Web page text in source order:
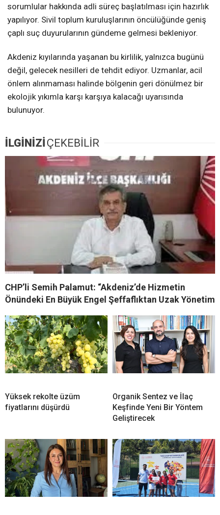
sorumlular hakkında adli süreç başlatılması için hazırlık
yapılıyor. Sivil toplum kuruluşlarının öncülüğünde geniş
çaplı suç duyurularının gündeme gelmesi bekleniyor.
Akdeniz kıyılarında yaşanan bu kirlilik, yalnızca bugünü
değil, gelecek nesilleri de tehdit ediyor. Uzmanlar, acil
önlem alınmaması halinde bölgenin geri dönülmez bir
ekolojik yıkımla karşı karşıya kalacağı uyarısında
bulunuyor.
İLGİNİZİÇEKEBİLİR
CHP’li Semih Palamut: “Akdeniz’de Hizmetin
Önündeki En Büyük Engel Şeffaflıktan Uzak Yönetim
Yüksek rekolte üzüm
fiyatlarını düşürdü
Organik Sentez ve İlaç
Keşfinde Yeni Bir Yöntem
Geliştirecek